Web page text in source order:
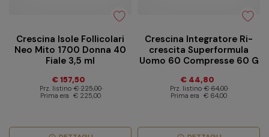
Crescina Isole Follicolari
Neo Mito 1700 Donna 40
Fiale 3,5 ml
€ 157,50
Prz. listino € 225,00
Prima era € 225,00
Crescina Integratore Ri-
crescita Superformula
Uomo 60 Compresse 60 G
€ 44,80
Prz. listino € 64,00
Prima era € 64,00